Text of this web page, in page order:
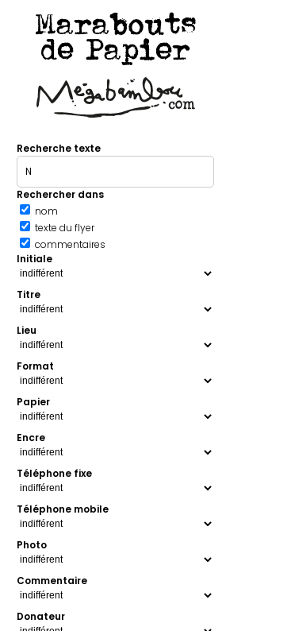
Marabouts
de Papier
Recherche texte
Rechercher dans
nom
texte du flyer
commentaires
Initiale
Titre
Lieu
Format
Papier
Encre
Téléphone fixe
Téléphone mobile
Photo
Commentaire
Donateur